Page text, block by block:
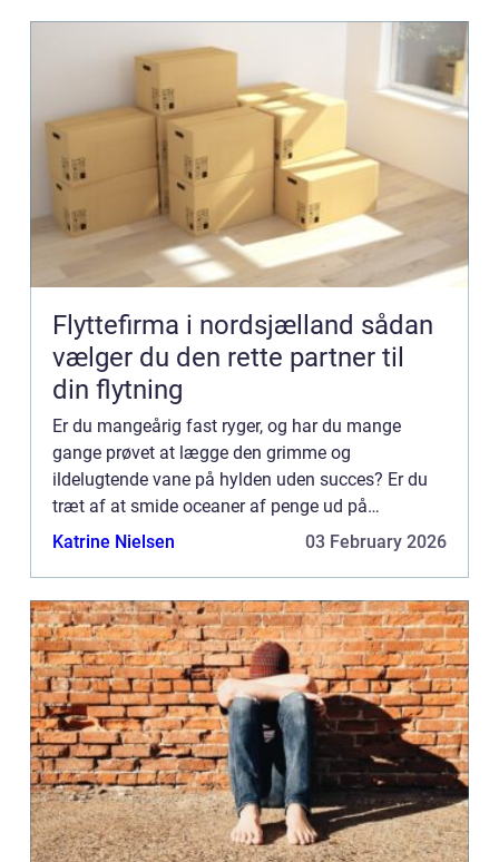
Flyttefirma i nordsjælland sådan
vælger du den rette partner til
din flytning
Er du mangeårig fast ryger, og har du mange
gange prøvet at lægge den grimme og
ildelugtende vane på hylden uden succes? Er du
træt af at smide oceaner af penge ud på
nikotintyggegummi eller ditto plastre, mundspray
Katrine Nielsen 03 February 2026